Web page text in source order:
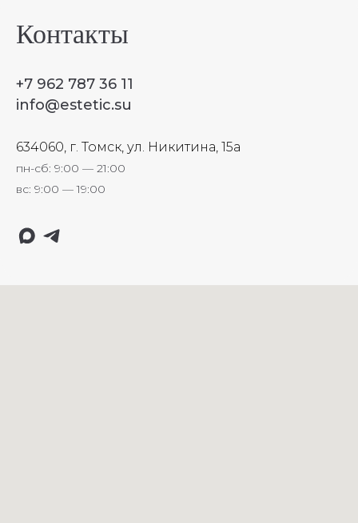
Контакты
+7 962 787 36 11
info@estetic.su
634060, г. Томск, ул. Никитина, 15а
пн-сб: 9:00 — 21:00
вс: 9:00 — 19:00